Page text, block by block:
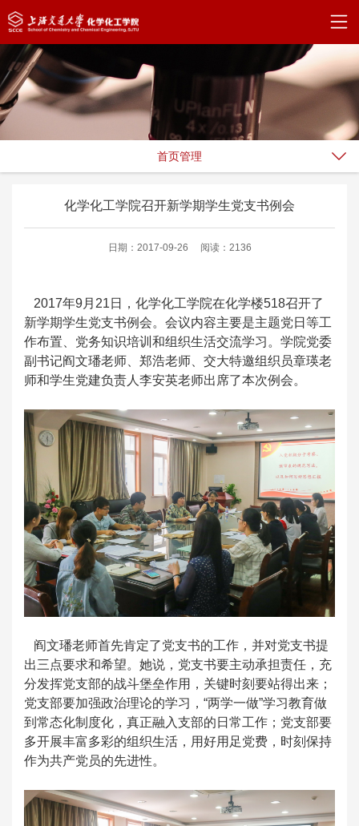
首页管理
化学化工学院召开新学期学生党支书例会
日期：2017-09-26 阅读：2136
2017年9月21日，化学化工学院在化学楼518召开了
新学期学生党支书例会。会议内容主要是主题党日等工
作布置、党务知识培训和组织生活交流学习。学院党委
副书记阎文璠老师、郑浩老师、交大特邀组织员章瑛老
师和学生党建负责人李安英老师出席了本次例会。
阎文璠老师首先肯定了党支书的工作，并对党支书提
出三点要求和希望。她说，党支书要主动承担责任，充
分发挥党支部的战斗堡垒作用，关键时刻要站得出来；
党支部要加强政治理论的学习，“两学一做”学习教育做
到常态化制度化，真正融入支部的日常工作；党支部要
多开展丰富多彩的组织生活，用好用足党费，时刻保持
作为共产党员的先进性。